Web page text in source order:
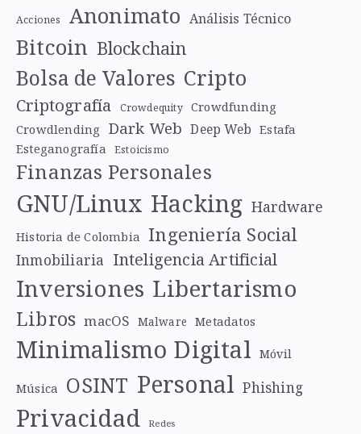
Acciones Anonimato Análisis Técnico
Bitcoin Blockchain
Bolsa de Valores Cripto
Criptografía Crowdequity
Crowdfunding
Crowdlending Dark Web Deep Web Estafa
Esteganografía
Estoicismo
Finanzas Personales
GNU/Linux Hacking Hardware
Historia de Colombia Ingeniería Social
Inmobiliaria Inteligencia Artificial
Inversiones Libertarismo
Libros macOS Malware Metadatos
Minimalismo Digital Móvil
Música OSINT Personal Phishing
Privacidad Redes